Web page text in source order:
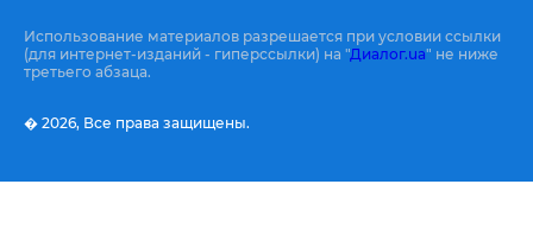
Использование материалов разрешается при условии ссылки
(для интернет-изданий - гиперссылки) на "Диалог.ua" не ниже
третьего абзаца.
� 2026, Все права защищены.